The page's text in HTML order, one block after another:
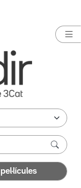
pel·lícules